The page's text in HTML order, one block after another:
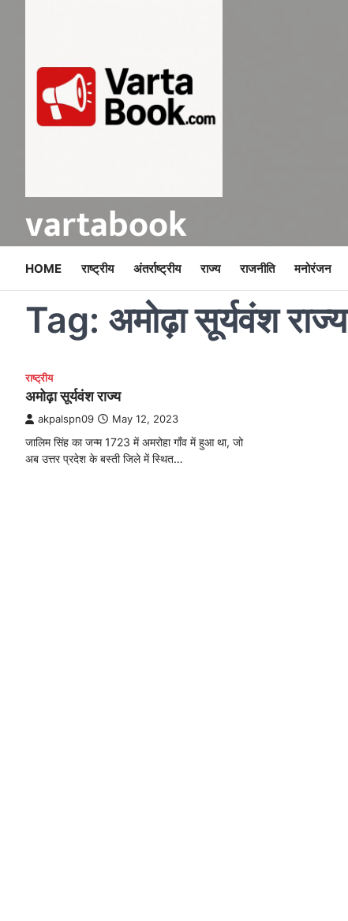
vartabook
HOME राष्ट्रीय अंतर्राष्ट्रीय राज्य राजनीति मनोरंजन
Tag: अमोढ़ा सूर्यवंश राज्य
राष्ट्रीय
अमोढ़ा सूर्यवंश राज्य
akpalspn09 May 12, 2023
जालिम सिंह का जन्म 1723 में अमरोहा गाँव में हुआ था, जो
अब उत्तर प्रदेश के बस्ती जिले में स्थित…